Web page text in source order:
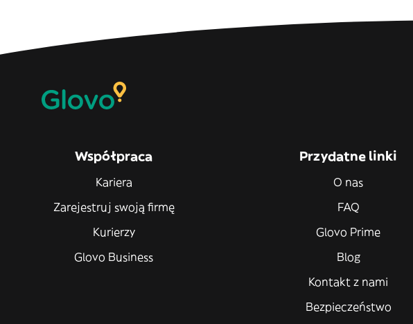
Współpraca
Kariera
Zarejestruj swoją firmę
Kurierzy
Glovo Business
Przydatne linki
O nas
FAQ
Glovo Prime
Blog
Kontakt z nami
Bezpieczeństwo